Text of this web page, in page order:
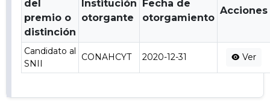
del
premio o
distinción
Institución
otorgante
Fecha de
otorgamiento
Acciones
Candidato al
SNII
CONAHCYT 2020-12-31 Ver